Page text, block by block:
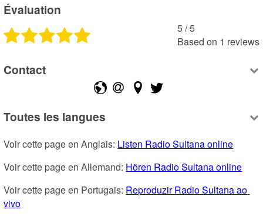
Évaluation
5 /5
Based on 1 reviews
Contact
Toutes les langues
Voir cette page en Anglais: Listen Radio Sultana online
Voir cette page en Allemand: Hören Radio Sultana online
Voir cette page en Portugais: Reproduzir Radio Sultana ao
vivo